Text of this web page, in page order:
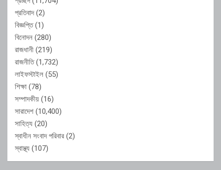
প্রতিবাদ(2)
বিজ্ঞপ্তি(1)
বিনোদন (280)
রাজধানী (219)
রাজনীতি(1,732)
লাইফস্টাইল (55)
শিক্ষা (78)
সম্পাদকীয় (16)
সারাদেশ (10,400)
সাহিত্য (20)
স্বাধীন সংবাদ পরিবার (2)
স্বাস্থ্য (107)